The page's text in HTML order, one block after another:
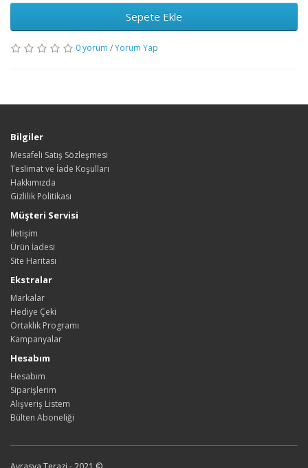
Sepete Ekle
0 yorum /Yorum Yap
Bilgiler
Mesafeli Satış Sözleşmesi
Teslimat ve İade Koşulları
Hakkımızda
Gizlilik Politikası
Müşteri Servisi
İletişim
Ürün İadesi
Site Haritası
Ekstralar
Markalar
Hediye Çeki
Ortaklık Programı
Kampanyalar
Hesabım
Hesabım
Siparişlerim
Alışveriş Listem
Bülten Aboneliği